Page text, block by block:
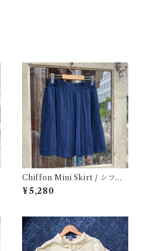
Chiffon Mini Skirt / シフォ
ン ミニ プリーツ スカート 古
着
¥5,280